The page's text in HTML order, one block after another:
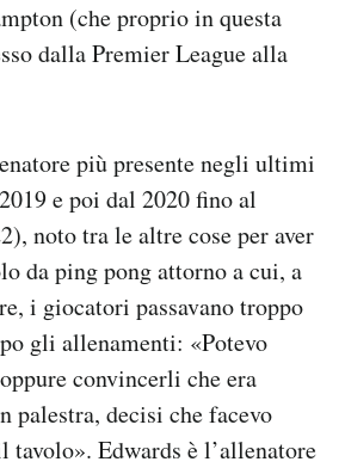
(che proprio in questa
dalla Premier League alla
più presente negli ultimi
e poi dal 2020 fino al
noto tra le altre cose per aver
da ping pong attorno a cui, a
i giocatori passavano troppo
gli allenamenti: «Potevo
convincerli che era
palestra, decisi che facevo
tavolo». Edwards è l’allenatore